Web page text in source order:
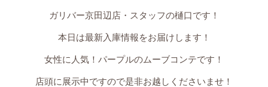
ガリバー京田辺店・スタッフの樋口です！
本日は最新入庫情報をお届けします！
女性に人気！パープルのムーブコンテです！
店頭に展示中ですので是非お越しくださいませ！